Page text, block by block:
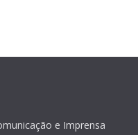
e Imprensa